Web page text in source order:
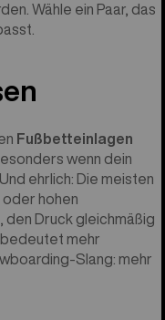
Wähle ein Paar, das
Fußbetteinlagen
wenn dein
ehrlich: Die meisten
oder hohen
Druck gleichmäßig
bedeutet mehr
Slang: mehr